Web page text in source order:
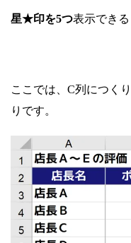
星★印を5つ表示でき
ここでは、C列につく
りです。